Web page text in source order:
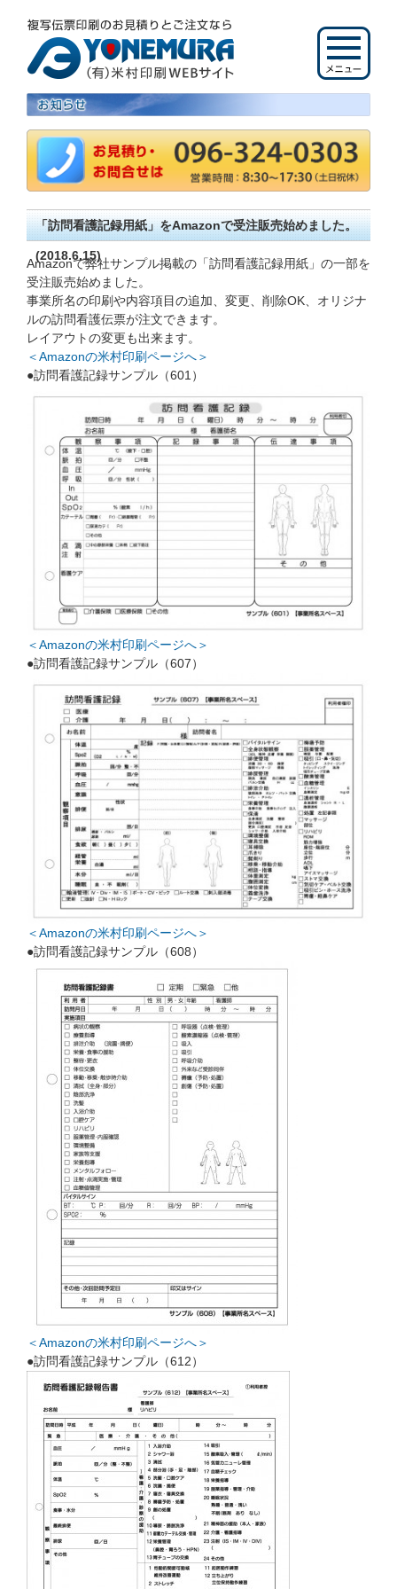
「訪問看護記録用紙」をAmazonで受注販売始めました。
(2018.6.15)
Amazonで弊社サンプル掲載の「訪問看護記録用紙」の一部を
受注販売始めました。
事業所名の印刷や内容項目の追加、変更、削除OK、オリジナ
ルの訪問看護伝票が注文できます。
レイアウトの変更も出来ます。
＜Amazonの米村印刷ページへ＞
●訪問看護記録サンプル（601）
＜Amazonの米村印刷ページへ＞
●訪問看護記録サンプル（607）
＜Amazonの米村印刷ページへ＞
●訪問看護記録サンプル（608）
＜Amazonの米村印刷ページへ＞
●訪問看護記録サンプル（612）